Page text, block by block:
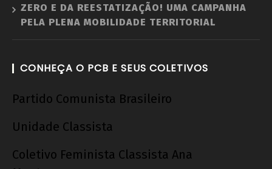
ZERO E DA REESTATIZAÇÃO! UMA CAMPANHA
PELA PLENA MOBILIDADE TERRITORIAL
CONHEÇA O PCB E SEUS COLETIVOS
Partido Comunista Brasileiro
Unidade Classista
Coletivo Feminista Classista Ana